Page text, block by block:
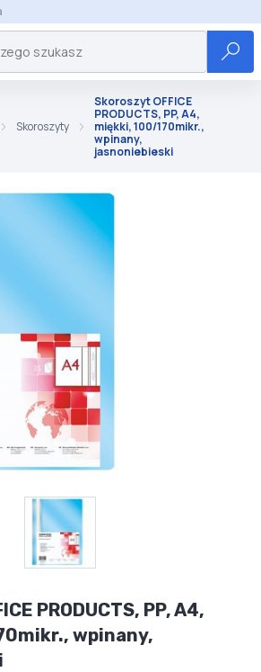
Skoroszyty
Skoroszyt OFFICE
PRODUCTS, PP, A4,
miękki, 100/170mikr.,
wpinany,
jasnoniebieski
PRODUCTS, PP, A4,
wpinany,